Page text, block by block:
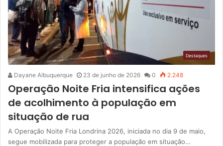
Destaques
Dayane Albuquerque 23 de junho de 2026 0 2.248
Operação Noite Fria intensifica ações
de acolhimento à população em
situação de rua
A Operação Noite Fria Londrina 2026, iniciada no dia 9 de maio,
segue mobilizada para proteger a população em situação…